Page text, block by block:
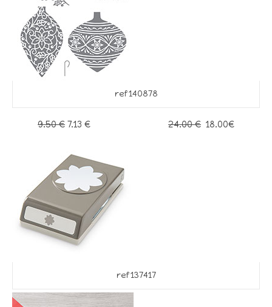
ref 140878
9.50 € 7.13 € 24.00 € 18.00€
ref 137417